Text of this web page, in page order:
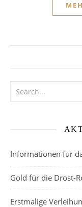
Informationen für
Gold für die Drost-
Erstmalige